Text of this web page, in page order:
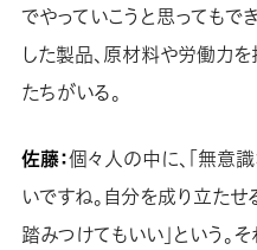
でやっていこうと思ってもで
した製品、原材料や労働力
たちがいる。
佐藤：個々人の中に、「無意
いですね。自分を成り立たせ
踏みつけてもいい」という。